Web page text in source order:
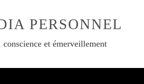
PERSONNEL
et émerveillement